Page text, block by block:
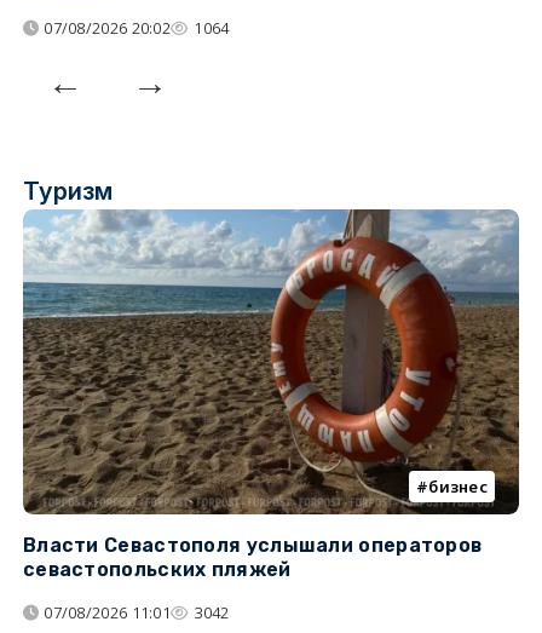
07/08/2026 20:02 1064
Туризм
бизнес
Власти Севастополя услышали операторов
севастопольских пляжей
07/08/2026 11:01 3042